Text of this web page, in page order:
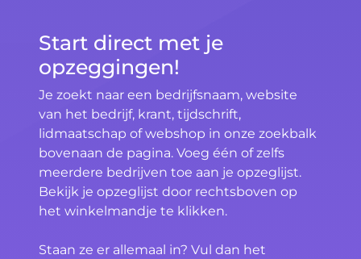
Start direct met je
opzeggingen!
Je zoekt naar een bedrijfsnaam, website
van het bedrijf, krant, tijdschrift,
lidmaatschap of webshop in onze zoekbalk
bovenaan de pagina. Voeg één of zelfs
meerdere bedrijven toe aan je opzeglijst.
Bekijk je opzeglijst door rechtsboven op
het winkelmandje te klikken.
Staan ze er allemaal in? Vul dan het